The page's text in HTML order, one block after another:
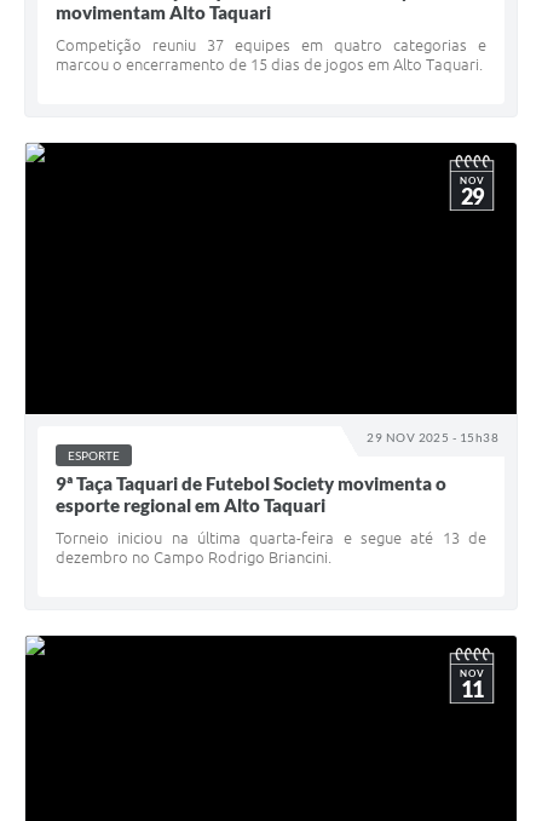
movimentam Alto Taquari
Competição reuniu 37 equipes em quatro categorias e
marcou o encerramento de 15 dias de jogos em Alto Taquari.
29 NOV 2025 - 15h38
NOV
29
ESPORTE
9ª Taça Taquari de Futebol Society movimenta o
esporte regional em Alto Taquari
Torneio iniciou na última quarta-feira e segue até 13 de
dezembro no Campo Rodrigo Briancini.
NOV
11